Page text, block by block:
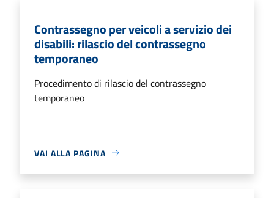
Contrassegno per veicoli a servizio dei
disabili: rilascio del contrassegno
temporaneo
Procedimento di rilascio del contrassegno
temporaneo
VAI ALLA PAGINA